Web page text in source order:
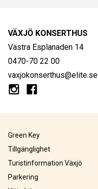
VÄXJÖ KONSERTHUS
Västra Esplanaden 14
0470-70 22 00
vaxjokonserthus@elite.se
Green Key
Tillgänglighet
Turistinformation Växjö
Parkering